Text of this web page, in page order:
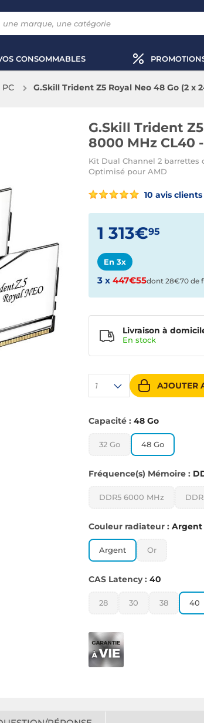
CONSOMMABLES
G.Skill Trident Z5 Royal Neo 48 Go (2 x
G.Skill Trident
8000 MHz CL40
Kit Dual Channel 2 barrettes
Optimisé pour AMD
10 avis clients
1 313€95
En 3x
3 x 447€55dont 28€70 de
1 AJOUTER
Livraison à
En stock
Capacité : 48 Go
32 Go 48 Go
Fréquence(s) Mémoire :
DDR5 6000 MHz
Couleur radiateur : Argent
Argent Or
CAS Latency : 40
28 30 38 40